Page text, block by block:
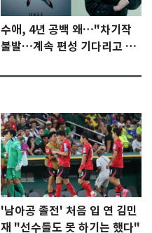
수애, 4년 공백 왜…"차기작
불발…계속 편성 기다리고 있
'남아공 졸전' 처음 입 연 김민
재 "선수들도 못 하기는 했다"